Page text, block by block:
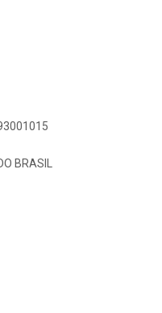
BRASIL